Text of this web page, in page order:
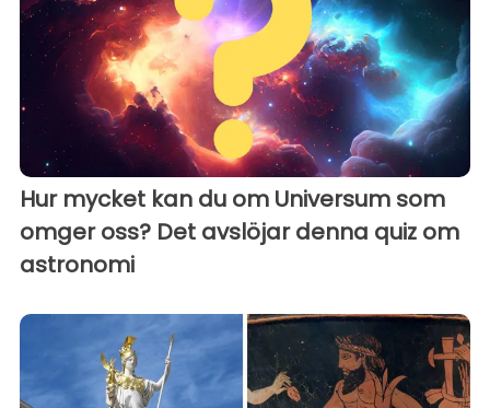
Hur mycket kan du om Universum som
omger oss? Det avslöjar denna quiz om
astronomi